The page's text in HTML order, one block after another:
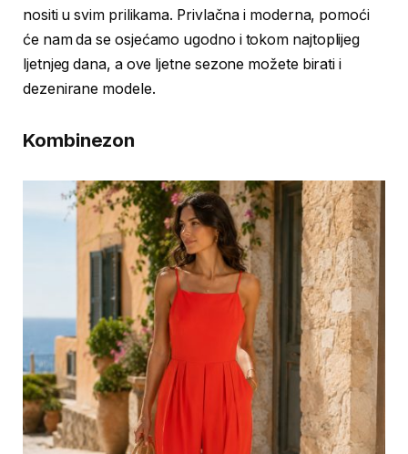
nositi u svim prilikama. Privlačna i moderna, pomoći
će nam da se osjećamo ugodno i tokom najtoplijeg
ljetnjeg dana, a ove ljetne sezone možete birati i
dezenirane modele.
Kombinezon